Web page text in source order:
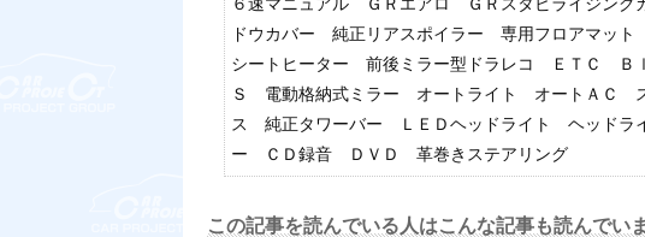
ドウカバー 純正リアスポイラー 専用フロアマ
シートヒーター 前後ミラー型ドラレコ ＥＴＣ
Ｓ 電動格納式ミラー オートライト オートＡＣ
ス 純正タワーバー ＬＥＤヘッドライト ヘッドラ
ー ＣＤ録音 ＤＶＤ 革巻きステアリング
この記事を読んでいる人はこんな記事も読んでい